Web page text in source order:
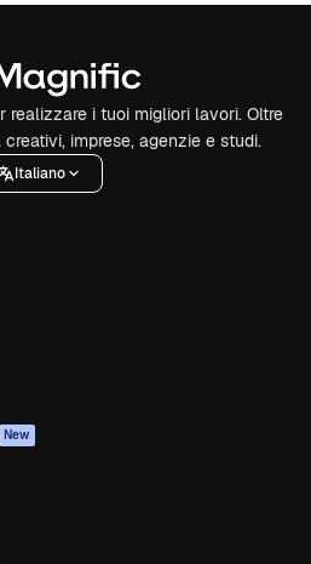
realizzare i tuoi migliori lavori. Oltre
imprese, agenzie e studi.
Italiano
New